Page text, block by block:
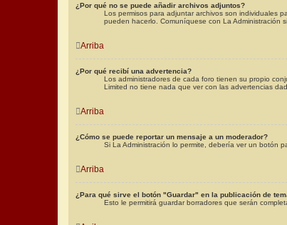
¿Por qué no se puede añadir archivos adjuntos?
Los permisos para adjuntar archivos son individuales
pueden hacerlo. Comuníquese con La Administración
Arriba
¿Por qué recibí una advertencia?
Los administradores de cada foro tienen su propio
Limited no tiene nada que ver con las advertencias
Arriba
¿Cómo se puede reportar un mensaje a un moderador?
Si La Administración lo permite, debería ver un botón
Arriba
¿Para qué sirve el botón "Guardar" en la publicación de
Esto le permitirá guardar borradores que serán